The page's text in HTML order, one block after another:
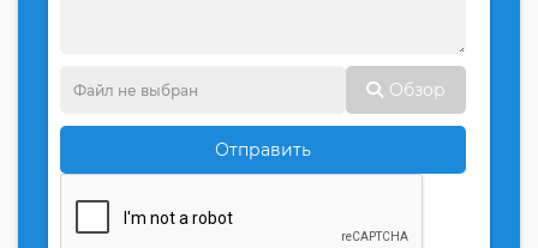
Обзор
Отправить